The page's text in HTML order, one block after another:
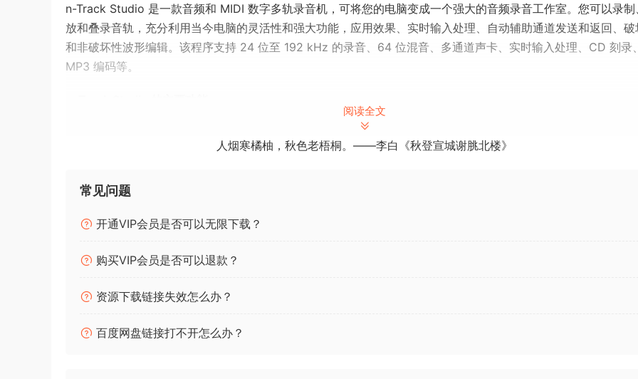
n-Track Studio 是一款音频和 MIDI 数字多轨录音机，可将您的电脑变成一个强大的音频录音工作室。您可以录制
放和叠录音轨，充分利用当今电脑的灵活性和强大功能，应用效果、实时输入处理、自动辅助通道发送和返回、破
和非破坏性波形编辑。该程序支持 24 位至 192 kHz 的录音、64 位混音、多通道声卡、实时输入处理、CD 刻录、
MP3 编码等。
• 可将 DirectX、VST 和 ReWire 效果添加到每个通道/音轨
Khz
• 与多通道 Asio、WaveRT、WDM 和 MME 音频驱动程序兼容，这意味着 n-Track 可以与当今几乎所有声卡配合
用，并将延迟降至最低
• 支持 VST 乐器和 DirectX 乐器合成器插件。可以将精确到样本的 MIDI 音轨发送到 VSTi/DXi 软件 MIDI 合成器
• 调整效果设置并实时收听结果。
• 支持第三方 DirectX、VST 2.0 和 ReWire 插件。
阅读全文
人烟寒橘柚，秋色老梧桐。——李白《秋登宣城谢脁北楼》
常见问题
开通VIP会员是否可以无限下载？
购买VIP会员是否可以退款？
资源下载链接失效怎么办？
百度网盘链接打不开怎么办？